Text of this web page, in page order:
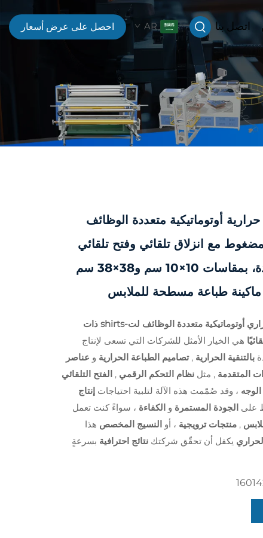
اتصل بنا AR احصل على عرض أسعار
أوتوماتيكية متعددة الوظائف
مع انزلاق تلقائي وفتح تلقائي
للقمصان، جديدة، بمقاسات 10×10 سم و38×38 سم
آلة ضغط حراري أوتوماتيكية متعددة الوظائف لت-shirts ذات
هي الخيار الأمثل للشركات التي تسعى لإنتاج
بالتنقية الحرارية ,تصاميم الطباعة الحرارية و عناصر
المتقدمة , مثل نظام التحكم الرقمي , الفتح التلقائي
، وقد صُمّمت هذه الآلة لتلبية احتياجات إنتاج
على الجودة المستمرة و الكفاءة ، سواءً كنت تعمل
, منتجات ترويجية ، أو النسيج المخصص هذا
يكفل أن تحقّق شركتك نتائج احترافية بسرعةٍ